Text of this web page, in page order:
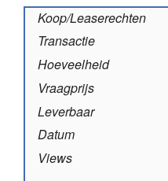
Koop/Leaserechten
Transactie
Hoeveelheid
Vraagprijs
Leverbaar
Datum
Views